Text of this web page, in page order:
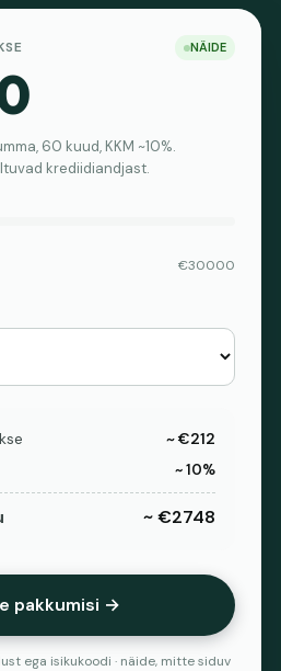
NÄIDE
60 kuud, KKM ~10%.
krediidiandjast.
€30000
~ €212
~ 10%
~ €2748
pakkumisi →
ega isikukoodi · näide, mitte siduv